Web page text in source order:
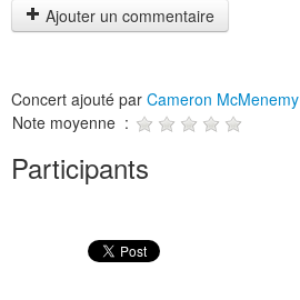
Ajouter un commentaire
Concert ajouté par Cameron McMenemy
Note moyenne :
Participants